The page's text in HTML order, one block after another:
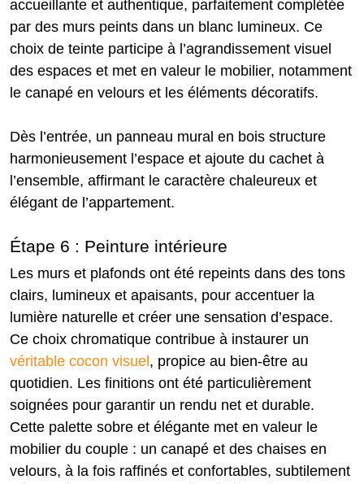
accueillante et authentique, parfaitement complétée
par des murs peints dans un blanc lumineux. Ce
choix de teinte participe à l’agrandissement visuel
des espaces et met en valeur le mobilier, notamment
le canapé en velours et les éléments décoratifs.
Dès l’entrée, un panneau mural en bois structure
harmonieusement l’espace et ajoute du cachet à
l’ensemble, affirmant le caractère chaleureux et
élégant de l’appartement.
Étape 6 : Peinture intérieure
Les murs et plafonds ont été repeints dans des tons
clairs, lumineux et apaisants, pour accentuer la
lumière naturelle et créer une sensation d’espace.
Ce choix chromatique contribue à instaurer un
véritable cocon visuel , propice au bien-être au
quotidien. Les finitions ont été particulièrement
soignées pour garantir un rendu net et durable.
Cette palette sobre et élégante met en valeur le
mobilier du couple : un canapé et des chaises en
velours, à la fois raffinés et confortables, subtilement